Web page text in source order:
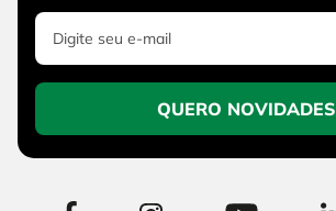
QUERO NOVIDADES